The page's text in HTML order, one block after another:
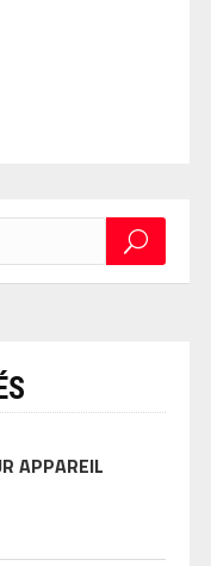
APPAREIL